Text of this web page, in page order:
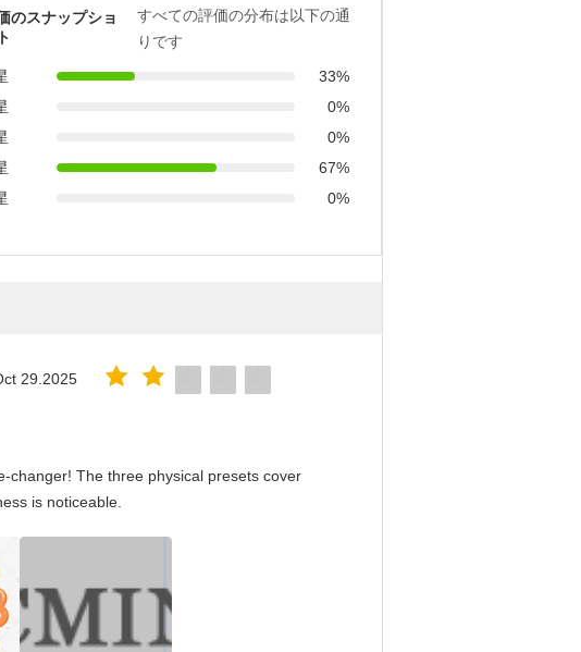
のスナップショ
すべての評価の分布は以下の通
りです
33%
0%
0%
67%
0%
29.2025
changer! The three physical presets cover
is noticeable.